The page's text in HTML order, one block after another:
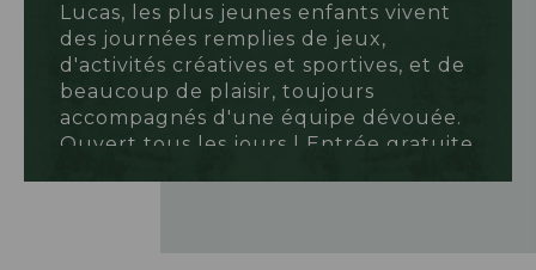
Lucas, les plus jeunes enfants vivent
des journées remplies de jeux,
d'activités créatives et sportives, et de
beaucoup de plaisir, toujours
accompagnés d'une équipe dévouée.
Ouvert tous les jours | Entrée gratuite